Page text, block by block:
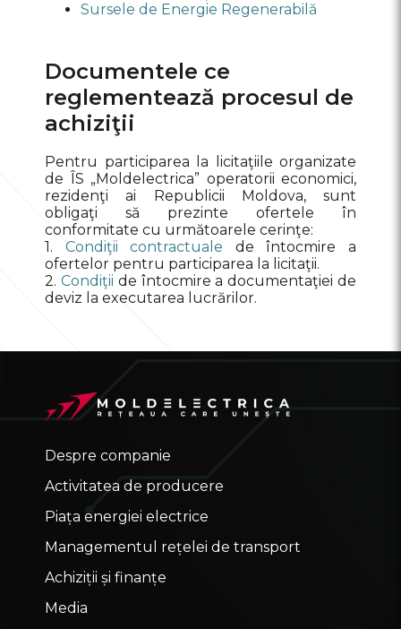
Sursele de Energie Regenerabilă
Documentele ce
reglementează procesul de
achiziţii
Pentru participarea la licitaţiile organizate
de ÎS „Moldelectrica” operatorii economici,
rezidenţi ai Republicii Moldova, sunt
obligaţi să prezinte ofertele în
conformitate cu următoarele cerinţe:
1. Condiţii contractuale de întocmire a
ofertelor pentru participarea la licitaţii.
2. Condiţii de întocmire a documentaţiei de
deviz la executarea lucrărilor.
Despre companie
Activitatea de producere
Piața energiei electrice
Managementul rețelei de transport
Achiziții și finanțe
Media